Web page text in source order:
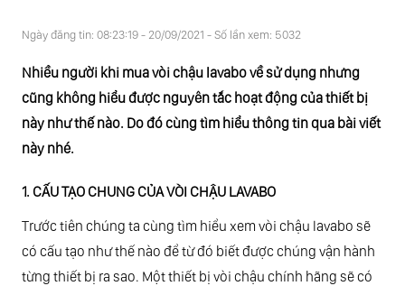
Ngày đăng tin: 08:23:19 - 20/09/2021 - Số lần xem: 5032
Nhiều người khi mua vòi chậu lavabo về sử dụng nhưng
cũng không hiểu được nguyên tắc hoạt động của thiết bị
này như thế nào. Do đó cùng tìm hiểu thông tin qua bài viết
này nhé.
1. CẤU TẠO CHUNG CỦA VÒI CHẬU LAVABO
Trước tiên chúng ta cùng tìm hiểu xem vòi chậu lavabo sẽ
có cấu tạo như thế nào để từ đó biết được chúng vận hành
từng thiết bị ra sao. Một thiết bị vòi chậu chính hãng sẽ có